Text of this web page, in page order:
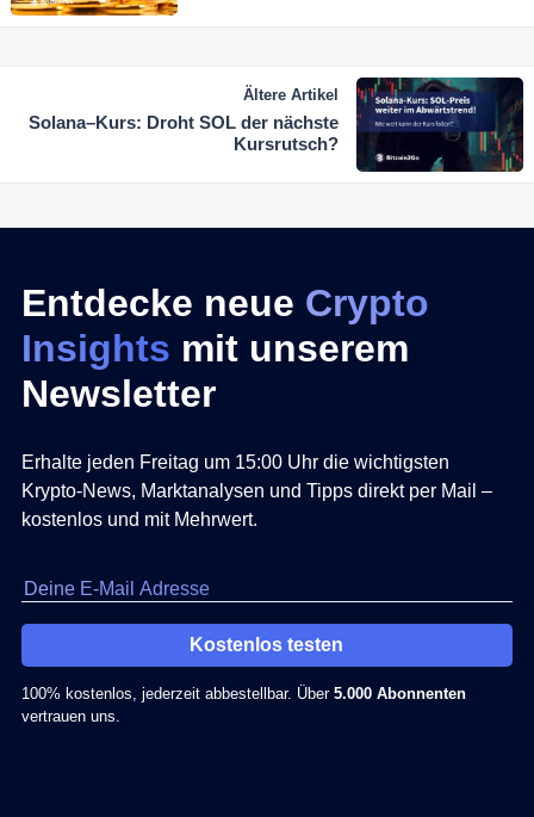
Ältere Artikel
Solana–Kurs: Droht SOL der nächste
Kursrutsch?
Entdecke neue Crypto
Insights mit unserem
Newsletter
Erhalte jeden Freitag um 15:00 Uhr die wichtigsten
Krypto-News, Marktanalysen und Tipps direkt per Mail –
kostenlos und mit Mehrwert.
Kostenlos testen
100% kostenlos, jederzeit abbestellbar. Über 5.000 Abonnenten
vertrauen uns.